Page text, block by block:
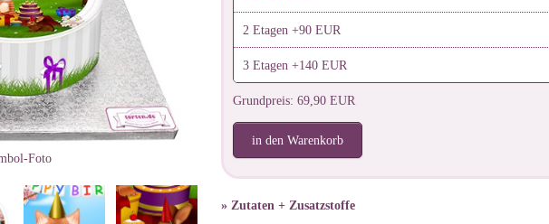
Foto
2 Etagen +90 EUR
3 Etagen +140 EUR
Grundpreis: 69,90 EUR
in den Warenkorb
» Zutaten + Zusatzstoffe